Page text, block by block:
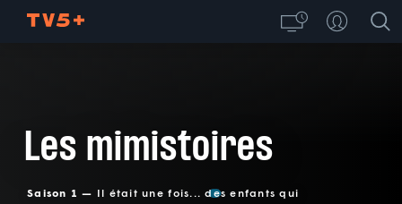
Les mimistoires
Saison 1 — Il était une fois... des enfants qui